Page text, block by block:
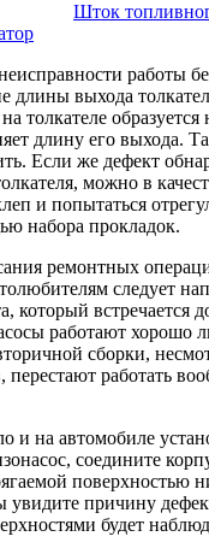
Шток
работы
длины выхода
толкателе образуется
длину его выхода.
Если же дефект
можно в
и попытаться
набора прокладок.
ремонтных
следует
который встречается
работают хорошо
сборки,
работать
и на автомобиле
соедините
поверхностью
увидите причину
будет